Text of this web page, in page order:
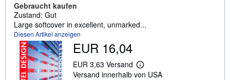
Gebraucht kaufen
Zustand: Gut
Large softcover in excellent, unmarked...
Diesen Artikel anzeigen
EUR 16,04
EUR 3,63 Versand
W
e
Versand innerhalb von USA